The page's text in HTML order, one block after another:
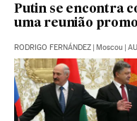
Putin se encontra
uma reunião
RODRIGO FERNÁNDEZ Moscou